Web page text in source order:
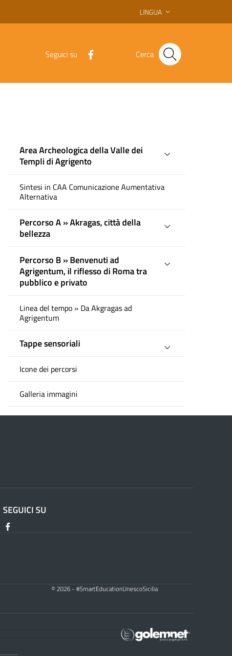
LINGUA
Seguici su Cerca
Area Archeologica della Valle dei
Templi di Agrigento
Sintesi in CAA Comunicazione Aumentativa
Alternativa
Percorso A » Akragas, città della
bellezza
Percorso B » Benvenuti ad
Agrigentum, il riflesso di Roma tra
pubblico e privato
Linea del tempo » Da Akgragas ad
Agrigentum
Tappe sensoriali
Icone dei percorsi
Galleria immagini
SEGUICI SU
© 2026 - #SmartEducationUnescoSicilia